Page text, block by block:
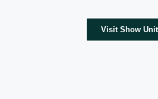
Visit Show Unit